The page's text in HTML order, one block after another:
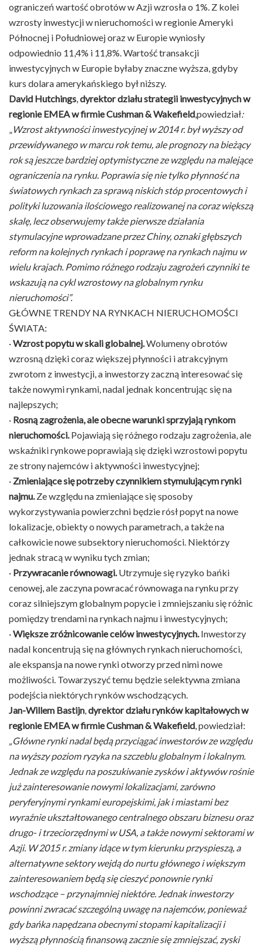
ograniczeń wartość obrotów w Azji wzrosła o 1%. Z kolei
wzrosty inwestycji w nieruchomości w regionie Ameryki
Północnej i Południowej oraz w Europie wyniosły
odpowiednio 11,4% i 11,8%. Wartość transakcji
inwestycyjnych w Europie byłaby znaczne wyższa, gdyby
kurs dolara amerykańskiego był niższy.
David Hutchings dyrektor działu strategii inwestycyjnych w
regionie EMEA w firmie Cushman & Wakefield,powiedział:
Wzrost aktywności inwestycyjnej w 2014 r. był wyższy od
przewidywanego w marcu rok temu, ale prognozy na bieżący
rok są jeszcze bardziej optymistyczne ze względu na malejące
ograniczenia na rynku. Poprawia się nie tylko płynność na
światowych rynkach za sprawą niskich stóp procentowych i
polityki luzowania ilościowego realizowanej na coraz większą
skalę, lecz obserwujemy także pierwsze działania
stymulacyjne wprowadzane przez Chiny, oznaki głębszych
reform na kolejnych rynkach i poprawę na rynkach najmu w
wielu krajach. Pomimo różnego rodzaju zagrożeń czynniki te
wskazują na cykl wzrostowy na globalnym rynku
nieruchomości”.
GŁÓWNE TRENDY NA RYNKACH NIERUCHOMOŚCI
ŚWIATA:
·Wzrost popytu w skali globalnej.Wolumeny obrotów
wzrosną dzięki coraz większej płynności i atrakcyjnym
zwrotom z inwestycji, a inwestorzy zaczną interesować się
także nowymi rynkami, nadal jednak koncentrując się na
najlepszych;
· Rosną zagrożenia, ale obecne warunki sprzyjają rynkom
nieruchomości. Pojawiają się różnego rodzaju zagrożenia, ale
wskaźniki rynkowe poprawiają się dzięki wzrostowi popytu
ze strony najemców i aktywności inwestycyjnej;
· Zmieniające się potrzeby czynnikiem stymulującym rynki
najmu. Ze względu na zmieniające się sposoby
wykorzystywania powierzchni będzie rósł popyt na nowe
lokalizacje, obiekty o nowych parametrach, a także na
całkowicie nowe subsektory nieruchomości. Niektórzy
jednak stracą w wyniku tych zmian;
· Przywracanie równowagi. Utrzymuje się ryzyko bańki
cenowej, ale zaczyna powracać równowaga na rynku przy
coraz silniejszym globalnym popycie i zmniejszaniu się różnic
pomiędzy trendami na rynkach najmu i inwestycyjnych;
·Większe zróżnicowanie celów inwestycyjnych. Inwestorzy
nadal koncentrują się na głównych rynkach nieruchomości,
ale ekspansja na nowe rynki otworzy przed nimi nowe
możliwości. Towarzyszyć temu będzie selektywna zmiana
podejścia niektórych rynków wschodzących.
Jan-Willem Bastijn dyrektor działu rynków kapitałowych w
regionie EMEA w firmie Cushman & Wakefield , powiedział:
„Główne rynki nadal będą przyciągać inwestorów ze względu
na wyższy poziom ryzyka na szczeblu globalnym i lokalnym.
Jednak ze względu na poszukiwanie zysków i aktywów rośnie
już zainteresowanie nowymi lokalizacjami, zarówno
peryferyjnymi rynkami europejskimi, jak i miastami bez
wyraźnie ukształtowanego centralnego obszaru biznesu oraz
drugo- i trzeciorzędnymi w USA, a także nowymi sektorami w
Azji. W 2015 r. zmiany idące w tym kierunku przyspieszą, a
alternatywne sektory wejdą do nurtu głównego i większym
zainteresowaniem będą się cieszyć ponownie rynki
wschodzące – przynajmniej niektóre. Jednak inwestorzy
powinni zwracać szczególną uwagę na najemców, ponieważ
gdy bańka napędzana obecnymi stopami kapitalizacji i
wyższą płynnością finansową zacznie się zmniejszać, zyski